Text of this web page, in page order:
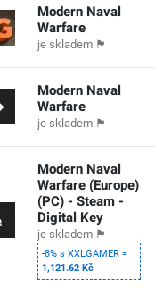
Modern Naval
Warfare
je skladem 🏴
Modern Naval
Warfare
je skladem 🏴
Modern Naval
Warfare (Europe)
(PC) - Steam -
Digital Key
je skladem 🏴
-8% s XXLGAMER =
1,121.62 Kč